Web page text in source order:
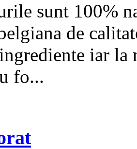
sunt 100%
de
iar
fo...